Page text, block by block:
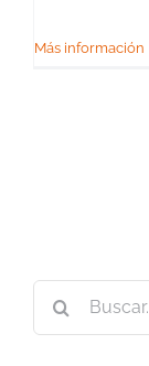
Más información